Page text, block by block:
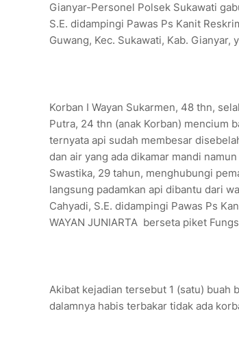
Gianyar-Personel Polsek Sukawati
S.E. didampingi Pawas Ps Kanit
Guwang, Kec. Sukawati, Kab.
Korban I Wayan Sukarmen, 48 thn,
Putra, 24 thn (anak Korban) mencium
ternyata api sudah membesar
dan air yang ada dikamar mandi
Swastika, 29 tahun, menghubungi
langsung padamkan api dibantu dari
Cahyadi, S.E. didampingi Pawas Ps
WAYAN JUNIARTA berseta piket
Akibat kejadian tersebut 1 (satu) buah
dalamnya habis terbakar tidak ada